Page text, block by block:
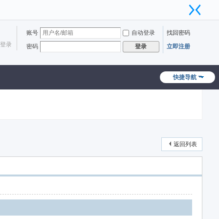
账号 自动登录
找回密码
密码
登录 立即注册
录
快捷导航
返回列表